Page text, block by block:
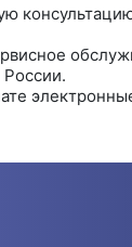
России.